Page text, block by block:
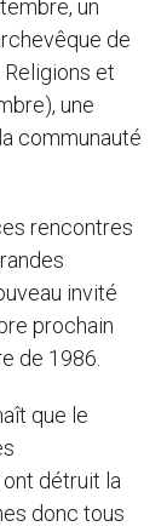
un
de
Religions et
une
communauté
rencontres
invité
prochain
de 1986.
que le
ont détruit la
donc tous